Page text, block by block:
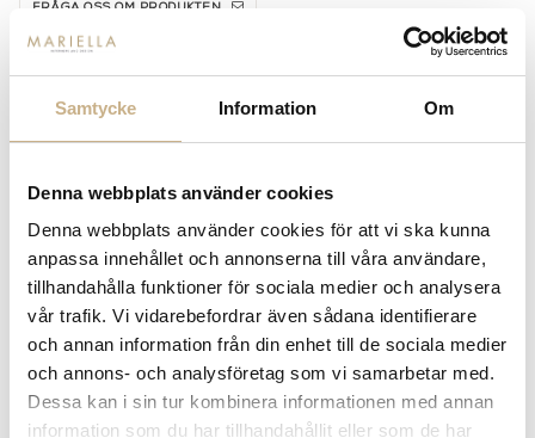
Samtycke Information Om
Denna webbplats använder cookies
Denna webbplats använder cookies för att vi ska kunna
anpassa innehållet och annonserna till våra användare,
tillhandahålla funktioner för sociala medier och analysera
vår trafik. Vi vidarebefordrar även sådana identifierare
och annan information från din enhet till de sociala medier
och annons- och analysföretag som vi samarbetar med.
Dessa kan i sin tur kombinera informationen med annan
information som du har tillhandahållit eller som de har
FRÅGA OSS OM PRODUKTEN
BESKRIVNING